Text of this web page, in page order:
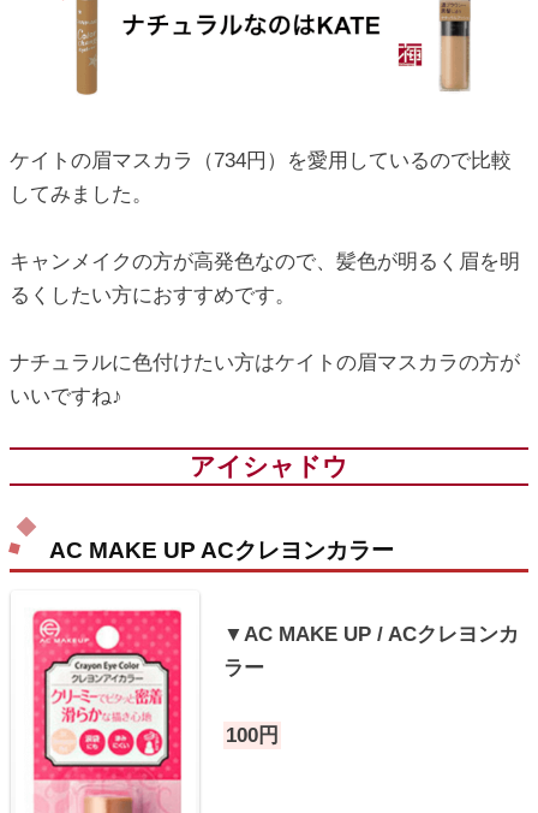
ケイトの眉マスカラ（734円）を愛用しているので比較
してみました。
キャンメイクの方が高発色なので、髪色が明るく眉を明
るくしたい方におすすめです。
ナチュラルに色付けたい方はケイトの眉マスカラの方が
いいですね♪
アイシャドウ
AC MAKE UP ACクレヨンカラー
▼AC MAKE UP / ACクレヨンカ
ラー
100円